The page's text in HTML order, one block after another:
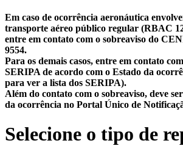
Em caso de ocorrência aeronáutica
transporte aéreo público regular (RBAC
entre em contato com o sobreaviso do
9554.
Para os demais casos, entre em contato
SERIPA de acordo com o Estado da
para ver a lista dos SERIPA).
Além do contato com o sobreaviso, deve
da ocorrência no Portal Único de
Selecione o tipo de